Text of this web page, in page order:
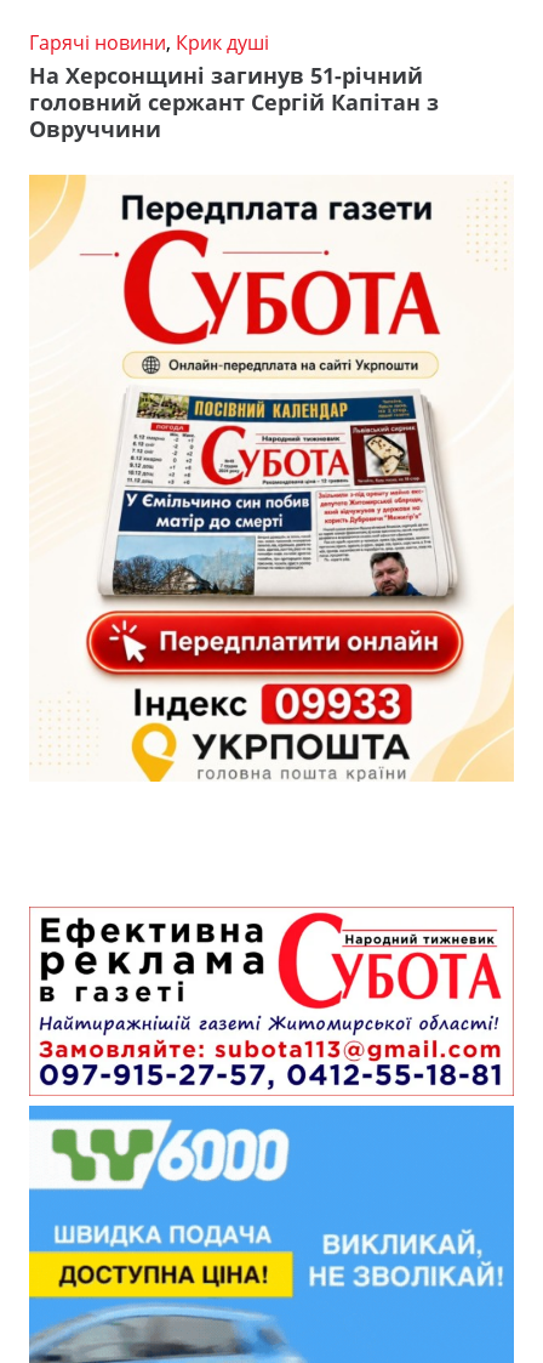
Гарячі новини, Крик душі
На Херсонщині загинув 51-річний
головний сержант Сергій Капітан з
Овруччини